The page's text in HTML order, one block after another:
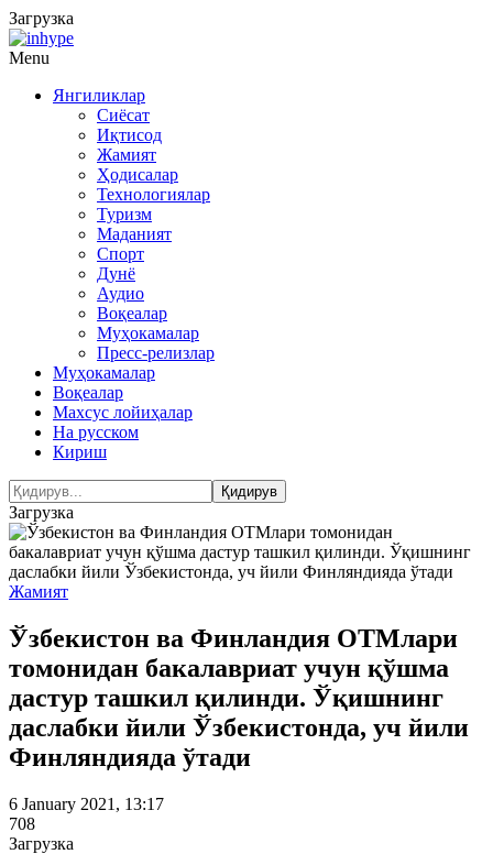
Загрузка
Menu
Янгиликлар
Сиёсат
Иқтисод
Жамият
Ҳодисалар
Технологиялар
Туризм
Маданият
Спорт
Дунё
Аудио
Воқеалар
Муҳокамалар
Пресс-релизлар
Муҳокамалар
Воқеалар
Махсус лойиҳалар
На русском
Кириш
Загрузка
Жамият
Ўзбекистон ва Финландия ОТМлари
томонидан бакалавриат учун қўшма
дастур ташкил қилинди. Ўқишнинг
даслабки йили Ўзбекистонда, уч йили
Финляндияда ўтади
6 January 2021, 13:17
708
Загрузка